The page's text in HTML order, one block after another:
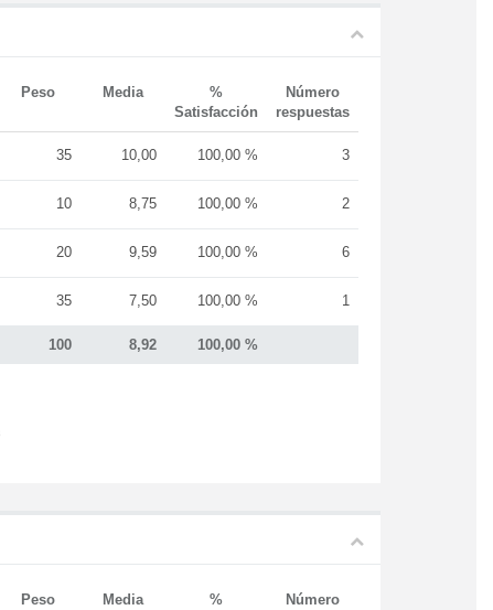
Peso Media
%
Satisfacción
Número
respuestas
100 8,92 100,00 %
35 10,00 100,00 % 3
10 8,75 100,00 % 2
20 9,59 100,00 % 6
35 7,50 100,00 % 1
Peso Media
%
Número